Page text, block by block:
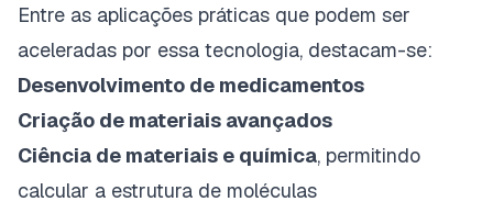
Entre as aplicações práticas que podem ser
aceleradas por essa tecnologia, destacam-se:
Desenvolvimento de medicamentos
Criação de materiais avançados
Ciência de materiais e química, permitindo
calcular a estrutura de moléculas